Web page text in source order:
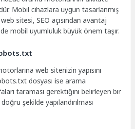
Mobil cihazlara uygun tasarlanmış
sitesi, SEO açısından avantaj
mobil uyumluluk büyük önem taşır.
web sitenizin yapısını
dosyası ise arama
taraması gerektiğini belirleyen bir
şekilde yapılandırılması